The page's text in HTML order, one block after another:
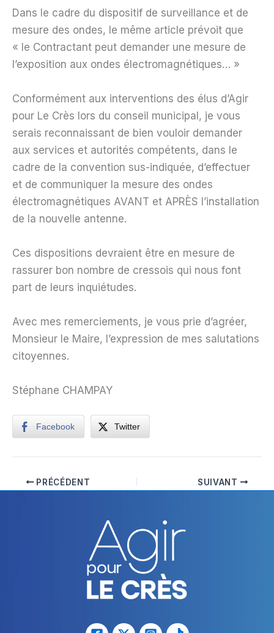
Dans le cadre du dispositif de surveillance et de
mesure des ondes, le même article prévoit que
« le Contractant peut demander une mesure de
l’exposition aux ondes électromagnétiques… »
Conformément aux interventions des élus d’Agir
pour Le Crès lors du conseil municipal, je vous
serais reconnaissant de bien vouloir demander
aux services et autorités compétents, dans le
cadre de la convention sus-indiquée, d’effectuer
et de communiquer la mesure des ondes
électromagnétiques AVANT et APRÈS l’installation
de la nouvelle antenne.
Ces dispositions devraient être en mesure de
rassurer bon nombre de cressois qui nous font
part de leurs inquiétudes.
Avec mes remerciements, je vous prie d’agréer,
Monsieur le Maire, l’expression de mes salutations
citoyennes.
Stéphane CHAMPAY
Facebook Twitter
PRÉCÉDENT SUIVANT